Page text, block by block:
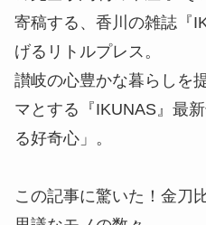
寄稿する、香川の雑誌『
げるリトルプレス。
讃岐の心豊かな暮らしを
マとする『IKUNAS』最
る好奇心」。
この記事に驚いた！金刀